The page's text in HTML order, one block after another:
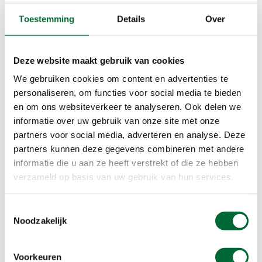
Toestemming Details Over
Deze website maakt gebruik van cookies
We gebruiken cookies om content en advertenties te
personaliseren, om functies voor social media te bieden
en om ons websiteverkeer te analyseren. Ook delen we
informatie over uw gebruik van onze site met onze
partners voor social media, adverteren en analyse. Deze
partners kunnen deze gegevens combineren met andere
informatie die u aan ze heeft verstrekt of die ze hebben
verzameld op basis van uw gebruik van hun services.
Noodzakelijk
Voorkeuren
is niet alleen de compressie, maar ook dat ze
een uitstekende isolerende werking, zonder dat je
gelijk hele dikke sokken aan hoeft. Je
wandelschoenen zitten dus nog net zo
comfortabel en je voorkomt vervelende
drukpunten, die ook weer kunnen zorgen voor een
verminderde bloedcirculatie en blaren.
3. Weg met schimmels
Heb je in de winter snel last van voetschimmel of
vochtig voetklimaat, waarbij je voeten niet goed
kunnen ademen. Door de wol in de sokken van
Sockwell ontstaat er een prettig klimaat voor je